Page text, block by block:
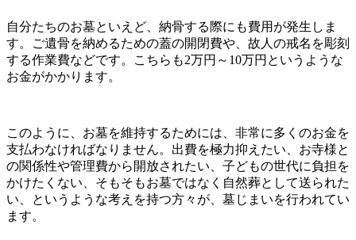
自分たちのお墓といえど、納骨する際にも費用が発生しま
す。ご遺骨を納めるための蓋の開閉費や、故人の戒名を彫刻
する作業費などです。こちらも2万円～10万円というような
お金がかかります。
このように、お墓を維持するためには、非常に多くのお金を
支払わなければなりません。出費を極力抑えたい、お寺様と
の関係性や管理費から開放されたい、子どもの世代に負担を
かけたくない、そもそもお墓ではなく自然葬として送られた
い、というような考えを持つ方々が、墓じまいを行われてい
ます。